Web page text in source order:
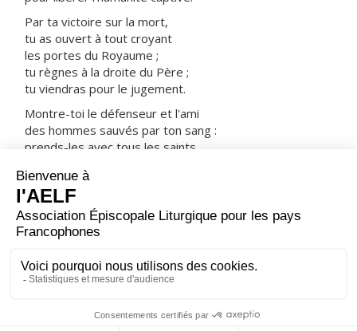
Par ta victoire sur la mort,
tu as ouvert à tout croyant
les portes du Royaume ;
tu règnes à la droite du Père ;
tu viendras pour le jugement.
Montre-toi le défenseur et l'ami
des hommes sauvés par ton sang :
prends-les avec tous les saints
ORAISON
Dieu qui choisis des pierres vivantes pour bâtir la
demeure éternelle de ta gloire, fais abonder dans ton
peuple qui t'appartient ne cesse pas de progresser
pour l'édification de la Jérusalem céleste.